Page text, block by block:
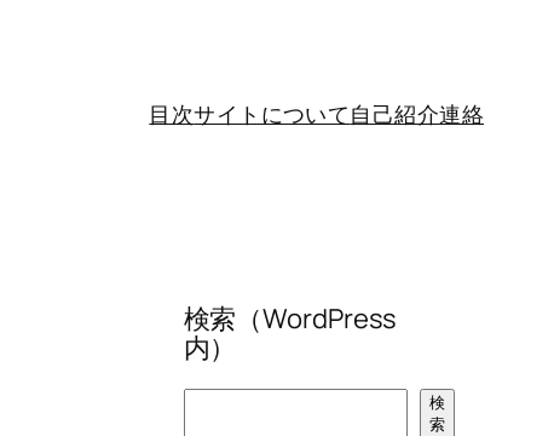
目次サイトについて自己紹介連絡
検索（WordPress
内）
検
索